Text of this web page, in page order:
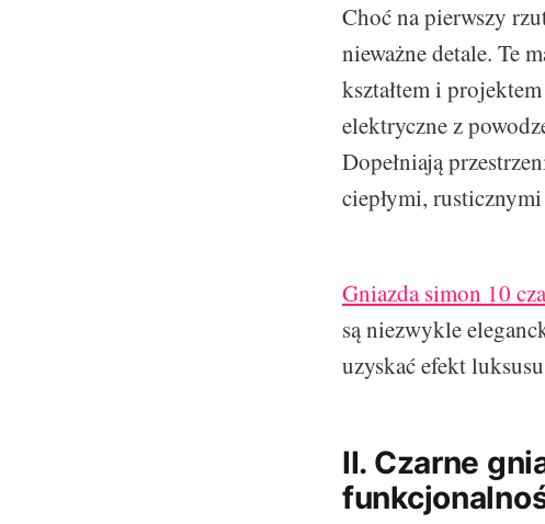
Choć na pierwszy
nieważne detale. Te
kształtem i
elektryczne z
Dopełniają
ciepłymi,
Gniazda simon 10
są niezwykle
uzyskać efekt
II. Czarne